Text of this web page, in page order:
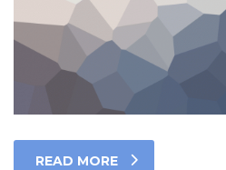
READ MORE